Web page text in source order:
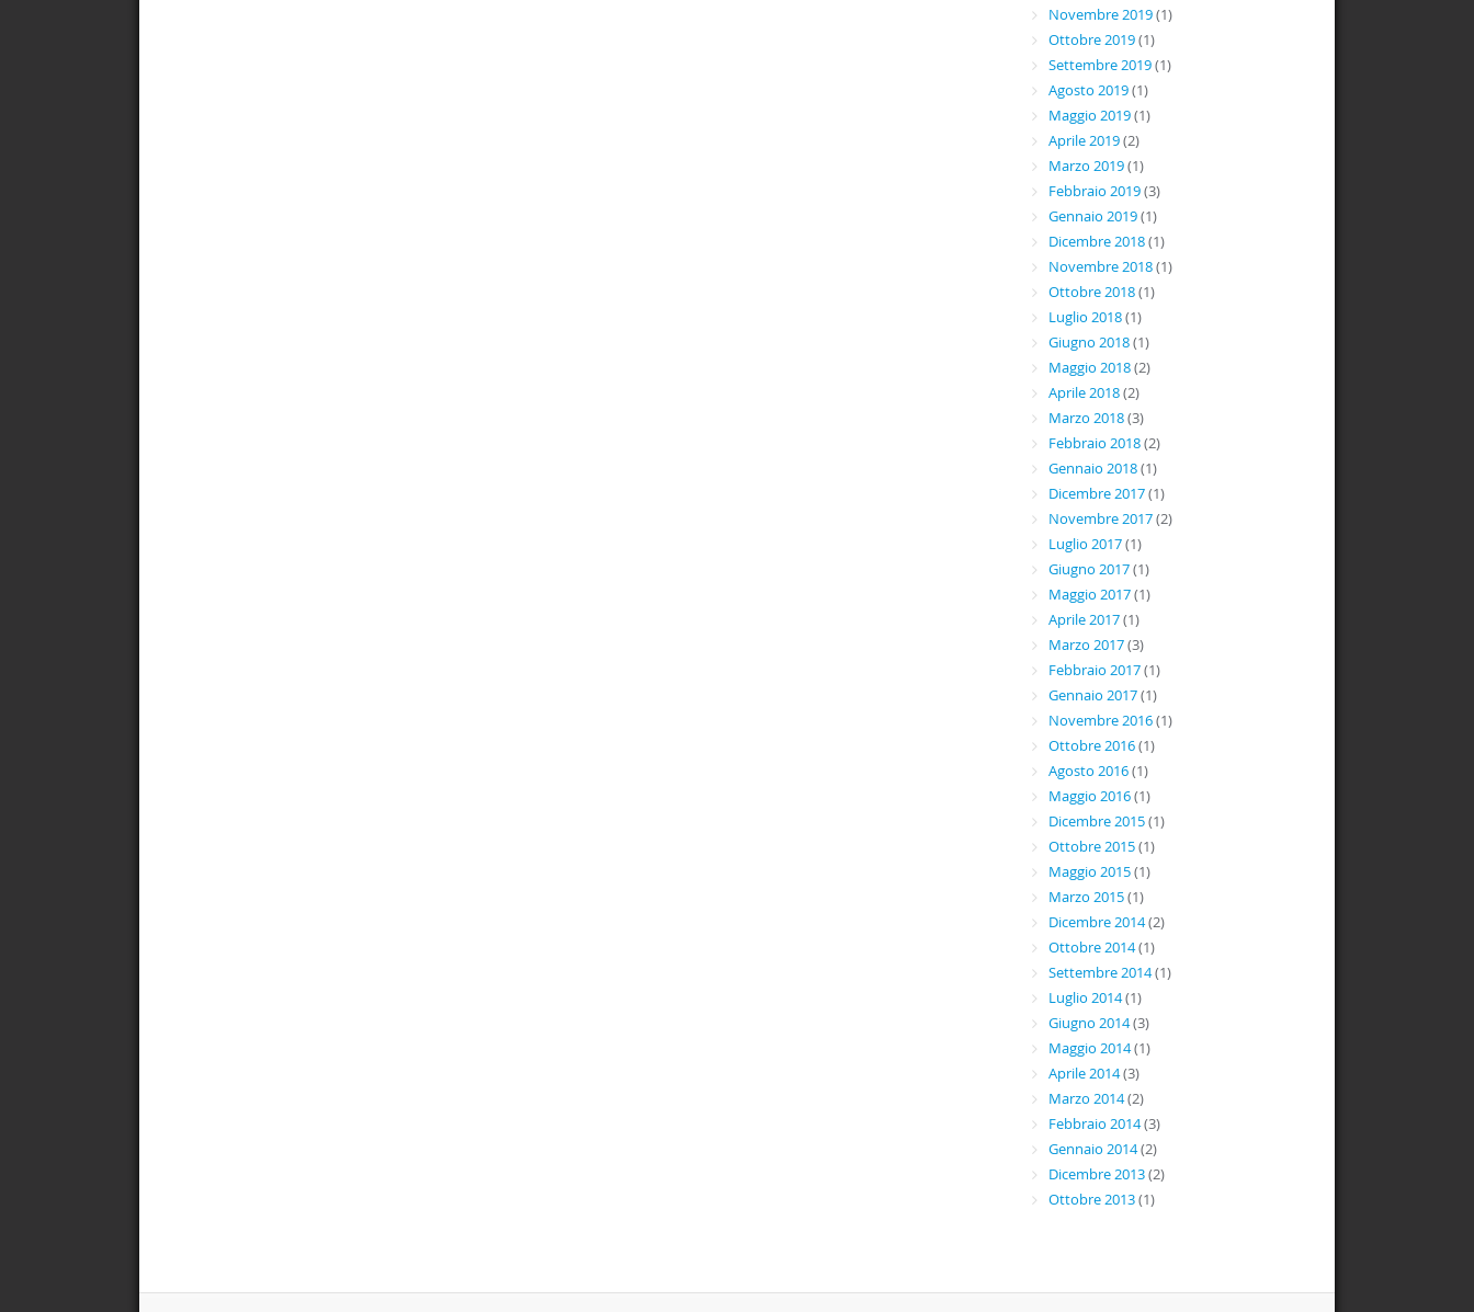
Novembre 2019(1)
Ottobre 2019(1)
Settembre 2019(1)
Agosto 2019(1)
Maggio 2019(1)
Aprile 2019(2)
Marzo 2019(1)
Febbraio 2019(3)
Gennaio 2019(1)
Dicembre 2018(1)
Novembre 2018(1)
Ottobre 2018(1)
Luglio 2018(1)
Giugno 2018(1)
Maggio 2018(2)
Aprile 2018(2)
Marzo 2018(3)
Febbraio 2018(2)
Gennaio 2018(1)
Dicembre 2017(1)
Novembre 2017(2)
Luglio 2017(1)
Giugno 2017(1)
Maggio 2017(1)
Aprile 2017(1)
Marzo 2017(3)
Febbraio 2017(1)
Gennaio 2017(1)
Novembre 2016(1)
Ottobre 2016(1)
Agosto 2016(1)
Maggio 2016(1)
Dicembre 2015(1)
Ottobre 2015(1)
Maggio 2015(1)
Marzo 2015(1)
Dicembre 2014(2)
Ottobre 2014(1)
Settembre 2014(1)
Luglio 2014(1)
Giugno 2014(3)
Maggio 2014(1)
Aprile 2014(3)
Marzo 2014(2)
Febbraio 2014(3)
Gennaio 2014(2)
Dicembre 2013(2)
Ottobre 2013(1)